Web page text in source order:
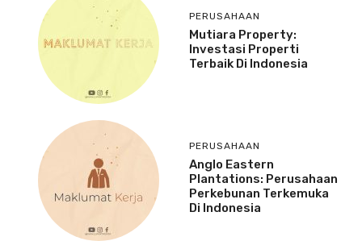
PERUSAHAAN
Mutiara Property:
Investasi Properti
Terbaik Di Indonesia
PERUSAHAAN
Anglo Eastern
Plantations: Perusahaan
Perkebunan Terkemuka
Di Indonesia